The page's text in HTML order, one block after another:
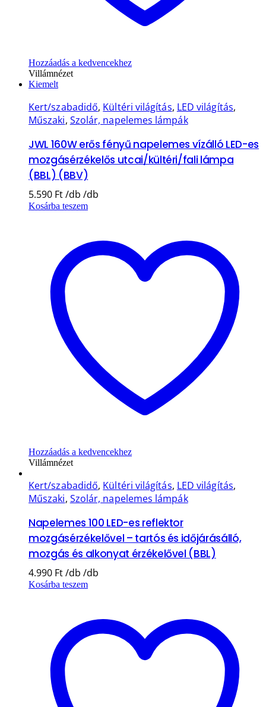
Hozzáadás a kedvencekhez
Villámnézet
Kiemelt
Kert/szabadidő, Kültéri világítás, LED világítás,
Műszaki, Szolár, napelemes lámpák
JWL 160W erős fényű napelemes vízálló LED-es
mozgásérzékelős utcai/kültéri/fali lámpa
(BBL) (BBV)
5.590 Ft
Kosárba teszem
Hozzáadás a kedvencekhez
Villámnézet
Kert/szabadidő, Kültéri világítás, LED világítás,
Műszaki, Szolár, napelemes lámpák
Napelemes 100 LED-es reflektor
mozgásérzékelővel – tartós és időjárásálló,
mozgás és alkonyat érzékelővel (BBL)
4.990 Ft
Kosárba teszem